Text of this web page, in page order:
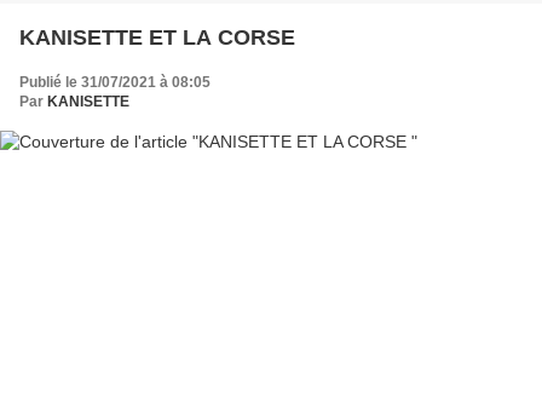
KANISETTE ET LA CORSE
Publié le 31/07/2021 à 08:05
Par KANISETTE